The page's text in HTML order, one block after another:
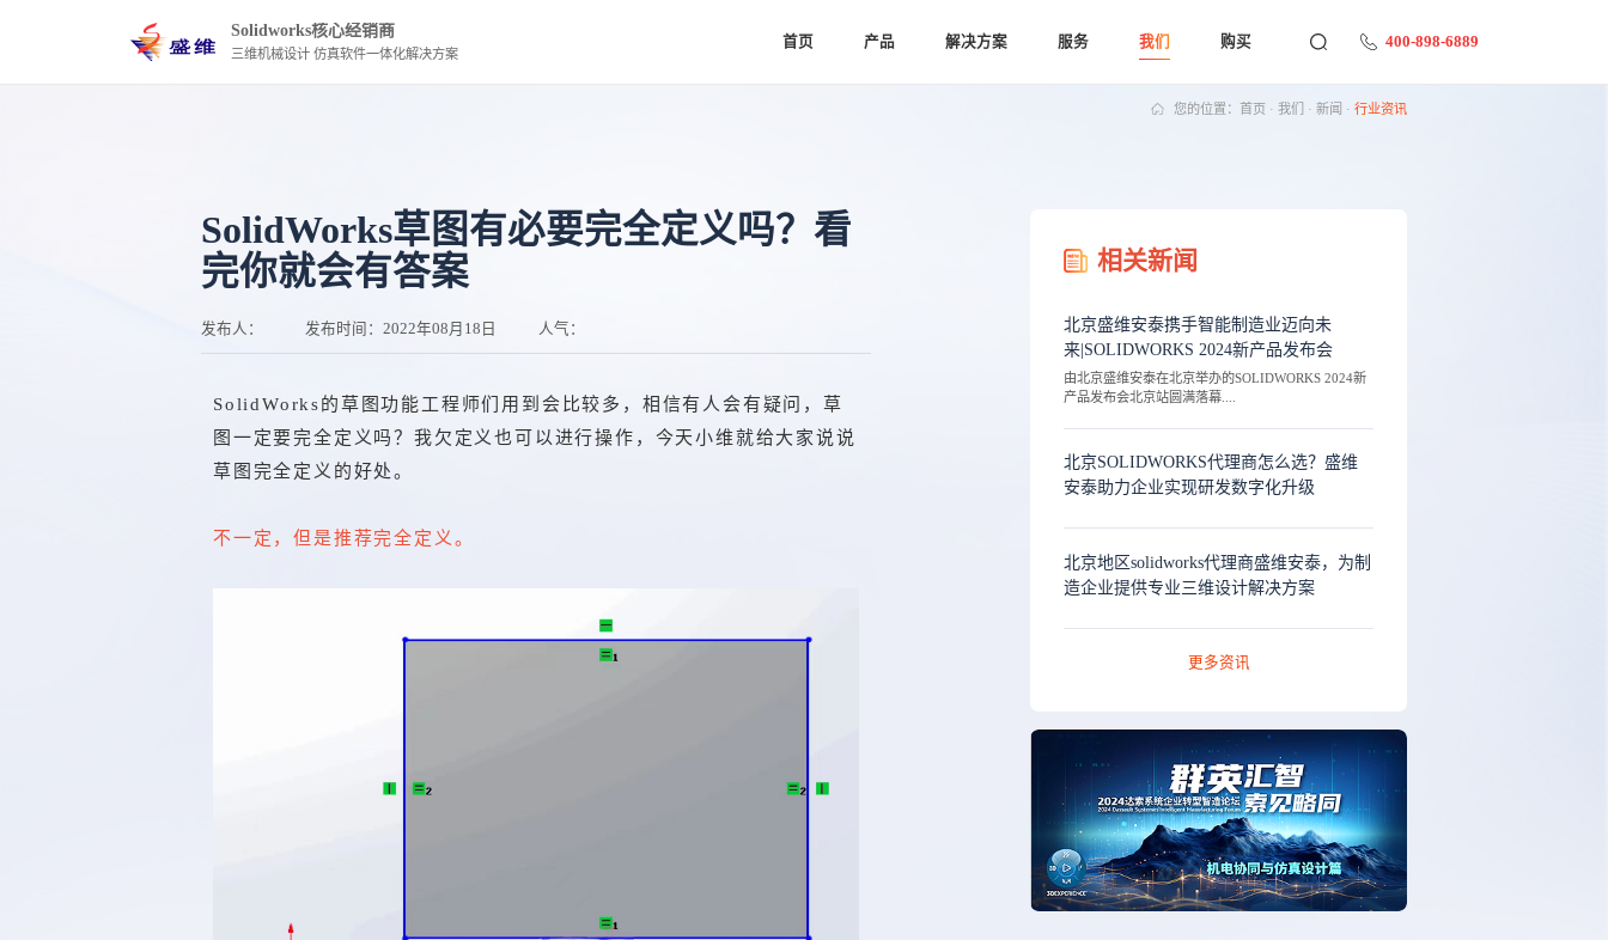
Solidworks核心经销商
三维机械设计 仿真软件一体化解决方案
首页 产品 解决方案 服务 我们 购买 400-898-6889
您的位置： 首页 · 我们 · 新闻 · 行业资讯
SolidWorks草图有必要完全定义吗？看
完你就会有答案
发布人： 发布时间： 2022年08月18日 人气：
SolidWorks的草图功能工程师们用到会比较多，相信有人会有疑问，草
图一定要完全定义吗？我欠定义也可以进行操作，今天小维就给大家说说
草图完全定义的好处。
不一定，但是推荐完全定义。
相关新闻
北京盛维安泰携手智能制造业迈向未
来|SOLIDWORKS 2024新产品发布会
由北京盛维安泰在北京举办的SOLIDWORKS 2024新
产品发布会北京站圆满落幕....
北京SOLIDWORKS代理商怎么选？盛维
安泰助力企业实现研发数字化升级
北京地区solidworks代理商盛维安泰，为制
造企业提供专业三维设计解决方案
更多资讯